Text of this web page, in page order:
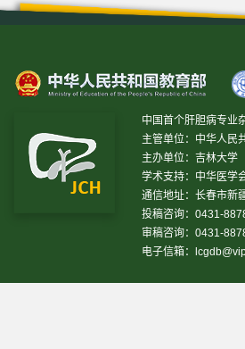
中国首个肝胆病专业
主管单位：中华人民
主办单位：吉林大学
学术支持：中华医学
通信地址：长春市新
投稿咨询：0431-
审稿咨询：0431-
电子信箱：